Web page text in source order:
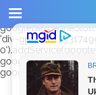
window.googletag =
'div-gpt-ad-